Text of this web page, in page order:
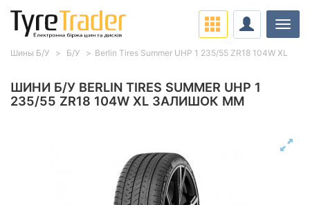
ШИНИ Б/У BERLIN TIRES SUMMER UHP 1
235/55 ZR18 104W XL ЗАЛИШОК ММ
Шины Б/У Б/У Berlin Tires Summer UHP 1 235/55 ZR18 104W XL